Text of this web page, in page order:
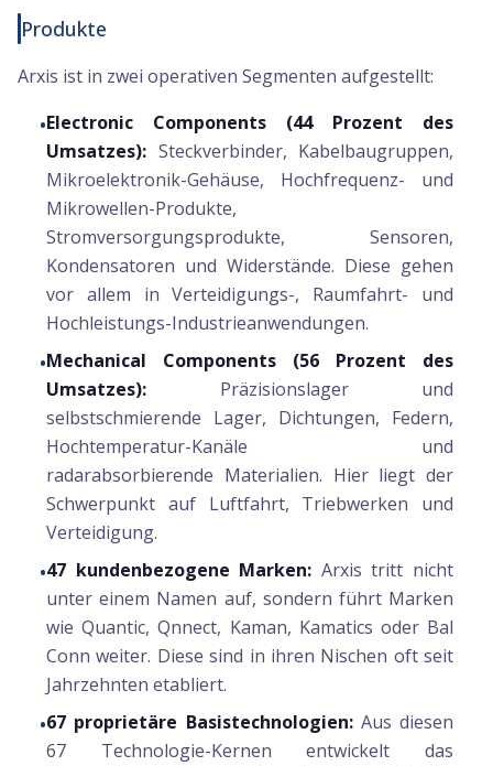
Produkte
Arxis ist in zwei operativen Segmenten aufgestellt:
•Electronic Components (44 Prozent des
Umsatzes): Steckverbinder, Kabelbaugruppen,
Mikroelektronik-Gehäuse, Hochfrequenz- und
Mikrowellen-Produkte,
Stromversorgungsprodukte, Sensoren,
Kondensatoren und Widerstände. Diese gehen
vor allem in Verteidigungs-, Raumfahrt- und
Hochleistungs-Industrieanwendungen.
•Mechanical Components (56 Prozent des
Umsatzes): Präzisionslager und
selbstschmierende Lager, Dichtungen, Federn,
Hochtemperatur-Kanäle und
radarabsorbierende Materialien. Hier liegt der
Schwerpunkt auf Luftfahrt, Triebwerken und
Verteidigung.
•47 kundenbezogene Marken: Arxis tritt nicht
unter einem Namen auf, sondern führt Marken
wie Quantic, Qnnect, Kaman, Kamatics oder Bal
Conn weiter. Diese sind in ihren Nischen oft seit
Jahrzehnten etabliert.
•67 proprietäre Basistechnologien:Aus diesen
67 Technologie-Kernen entwickelt das